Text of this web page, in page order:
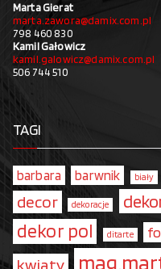
Marta Gierat
marta.zawora@damix.com.pl
798 460 830
Kamil Gałowicz
kamil.galowicz@damix.com.pl
506 744 510
TAGI
barbara barwnik biały
decor dekoracje
dekor pol ditarte
kwiaty